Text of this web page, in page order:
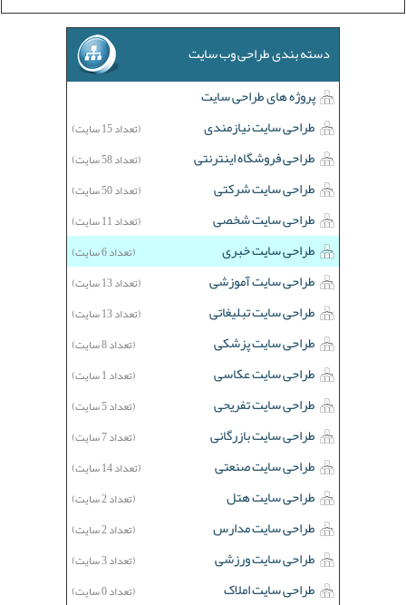
دسته بندی طراحی وب سایت
پروژه های طراحی سایت
طراحی سایت نیازمندی
(تعداد 15 سایت)
طراحی فروشگاه اینترنتی (تعداد 58 سایت)
طراحی سایت شرکتی (تعداد 50 سایت)
طراحی سایت شخصی (تعداد 11 سایت)
طراحی سایت خبری (تعداد 6 سایت)
طراحی سایت آموزشی (تعداد 13 سایت)
طراحی سایت تبلیغاتی (تعداد 13 سایت)
طراحی سایت پزشکی (تعداد 8 سایت)
طراحی سایت عکاسی (تعداد 1 سایت)
طراحی سایت تفریحی (تعداد 5 سایت)
طراحی سایت بازرگانی (تعداد 7 سایت)
طراحی سایت صنعتی (تعداد 14 سایت)
طراحی سایت هتل (تعداد 2 سایت)
طراحی سایت مدارس (تعداد 2 سایت)
طراحی سایت ورزشی (تعداد 3 سایت)
طراحی سایت املاک (تعداد 0 سایت)